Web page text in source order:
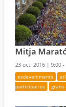
Mitja
23 oct. 2016 |9:00
esdeveniments
participatius
grans